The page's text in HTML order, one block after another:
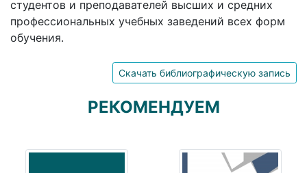
студентов и преподавателей высших и средних
профессиональных учебных заведений всех форм
обучения.
Скачать библиографическую запись
РЕКОМЕНДУЕМ